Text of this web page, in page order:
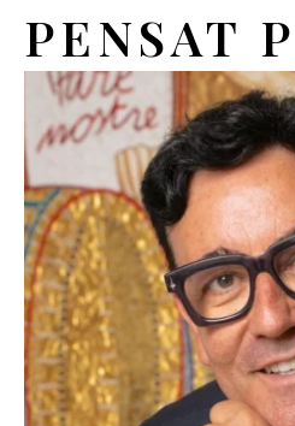
PENSAT